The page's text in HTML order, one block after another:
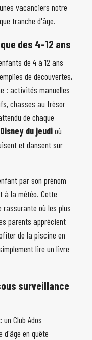
vacanciers notre
tranche d'âge.
des 4-12 ans
de découvertes,
: activités manuelles
chasses au trésor
de chaque
du jeudioù
et dansent sur
à la météo. Cette
où les plus
parents apprécient
de la piscine en
lire un livre
surveillance
d'âge en quête